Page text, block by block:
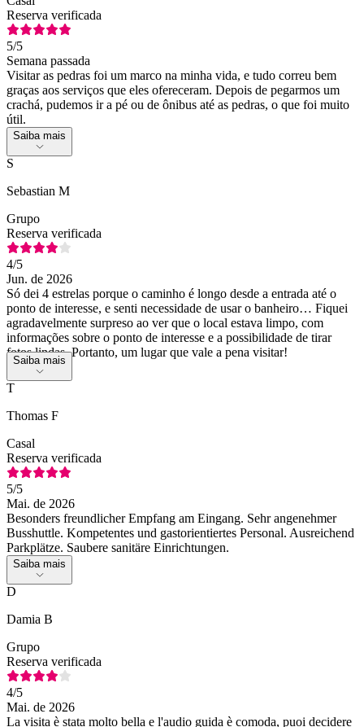
Reserva verificada
5/5
Semana passada
Visitar as pedras foi um marco na minha vida, e tudo correu bem
graças aos serviços que eles ofereceram. Depois de pegarmos um
crachá, pudemos ir a pé ou de ônibus até as pedras, o que foi muito
útil.
Saiba mais
S
Sebastian M
Grupo
Reserva verificada
4/5
Jun. de 2026
Só dei 4 estrelas porque o caminho é longo desde a entrada até o
ponto de interesse, e senti necessidade de usar o banheiro… Fiquei
agradavelmente surpreso ao ver que o local estava limpo, com
informações sobre o ponto de interesse e a possibilidade de tirar
fotos lindas. Portanto, um lugar que vale a pena visitar!
Saiba mais
T
Thomas F
Casal
Reserva verificada
5/5
Mai. de 2026
Besonders freundlicher Empfang am Eingang. Sehr angenehmer
Busshuttle. Kompetentes und gastorientiertes Personal. Ausreichend
Parkplätze. Saubere sanitäre Einrichtungen.
Saiba mais
D
Damia B
Grupo
Reserva verificada
4/5
Mai. de 2026
La visita è stata molto bella e l'audio guida è comoda, puoi decidere